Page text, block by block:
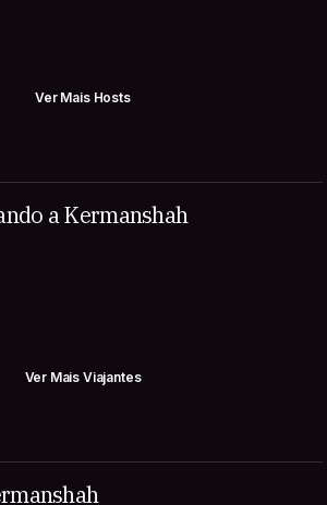
Ver Mais Hosts
a Kermanshah
Ver Mais Viajantes